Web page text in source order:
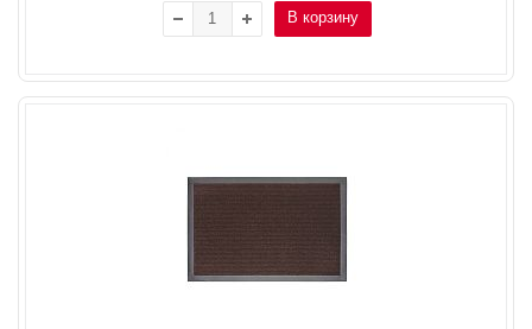
В корзину